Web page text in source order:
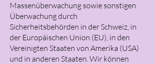
Massenüberwachung sowie sonstigen
Überwachung durch
Sicherheitsbehörden in der Schweiz, in
der Europäischen Union (EU), in den
Vereinigten Staaten von Amerika (USA)
und in anderen Staaten. Wir können